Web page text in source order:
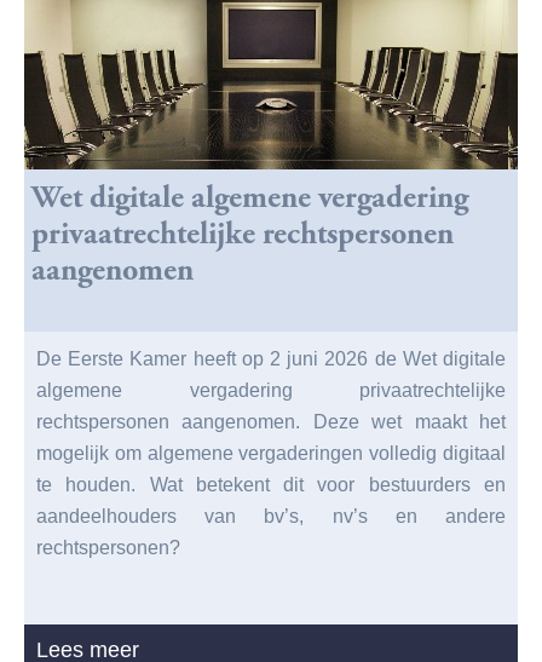
Wet digitale algemene vergadering
privaatrechtelijke rechtspersonen
aangenomen
De Eerste Kamer heeft op 2 juni 2026 de Wet digitale
algemene vergadering privaatrechtelijke
rechtspersonen aangenomen. Deze wet maakt het
mogelijk om algemene vergaderingen volledig digitaal
te houden. Wat betekent dit voor bestuurders en
aandeelhouders van bv’s, nv’s en andere
rechtspersonen?
Lees meer